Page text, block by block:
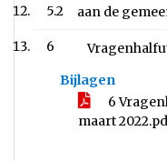
5.2 aan de
6
Bijlagen
6
maart